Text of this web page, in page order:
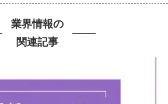
業界情報の
関連記事